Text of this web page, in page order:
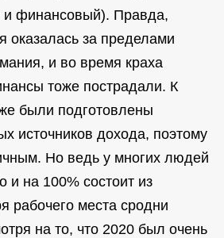
и финансовый). Правда,
оказалась за пределами
и во время краха
тоже пострадали. К
были подготовлены
источников дохода, поэтому
Но ведь у многих людей
и на 100% состоит из
рабочего места сродни
на то, что 2020 был очень